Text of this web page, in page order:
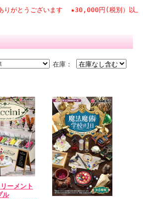
ます ★30,000円(税別）以上のお買い物で
在庫：
ーメント
ル